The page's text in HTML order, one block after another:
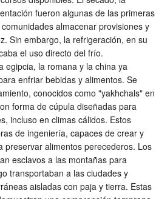
fueron algunas de las primeras
almacenar provisiones y
Sin embargo, la refrigeración, en su
el uso directo del frío.
egipcia, la romana y la china ya
enfriar bebidas y alimentos. Se
conocidos como "yakhchals" en
forma de cúpula diseñadas para
incluso en climas cálidos. Estos
de ingeniería, capaces de crear y
preservar alimentos perecederos. Los
esclavos a las montañas para
transportaban a las ciudades y
aisladas con paja y tierra. Estas